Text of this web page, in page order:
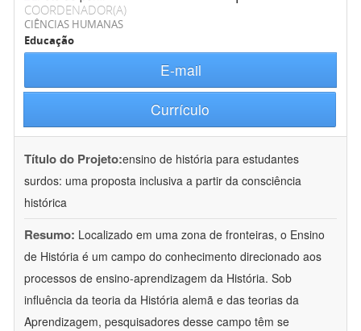
COORDENADOR(A)
CIÊNCIAS HUMANAS
Educação
E-mail
Currículo
Título do Projeto:ensino de história para estudantes
surdos: uma proposta inclusiva a partir da consciência
histórica
Resumo: Localizado em uma zona de fronteiras, o Ensino
de História é um campo do conhecimento direcionado aos
processos de ensino-aprendizagem da História. Sob
influência da teoria da História alemã e das teorias da
Aprendizagem, pesquisadores desse campo têm se